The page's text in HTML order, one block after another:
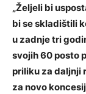
„Željeli bi
bi se skladištili
u zadnje tri
svojih 60 posto
priliku za daljnji
za novo